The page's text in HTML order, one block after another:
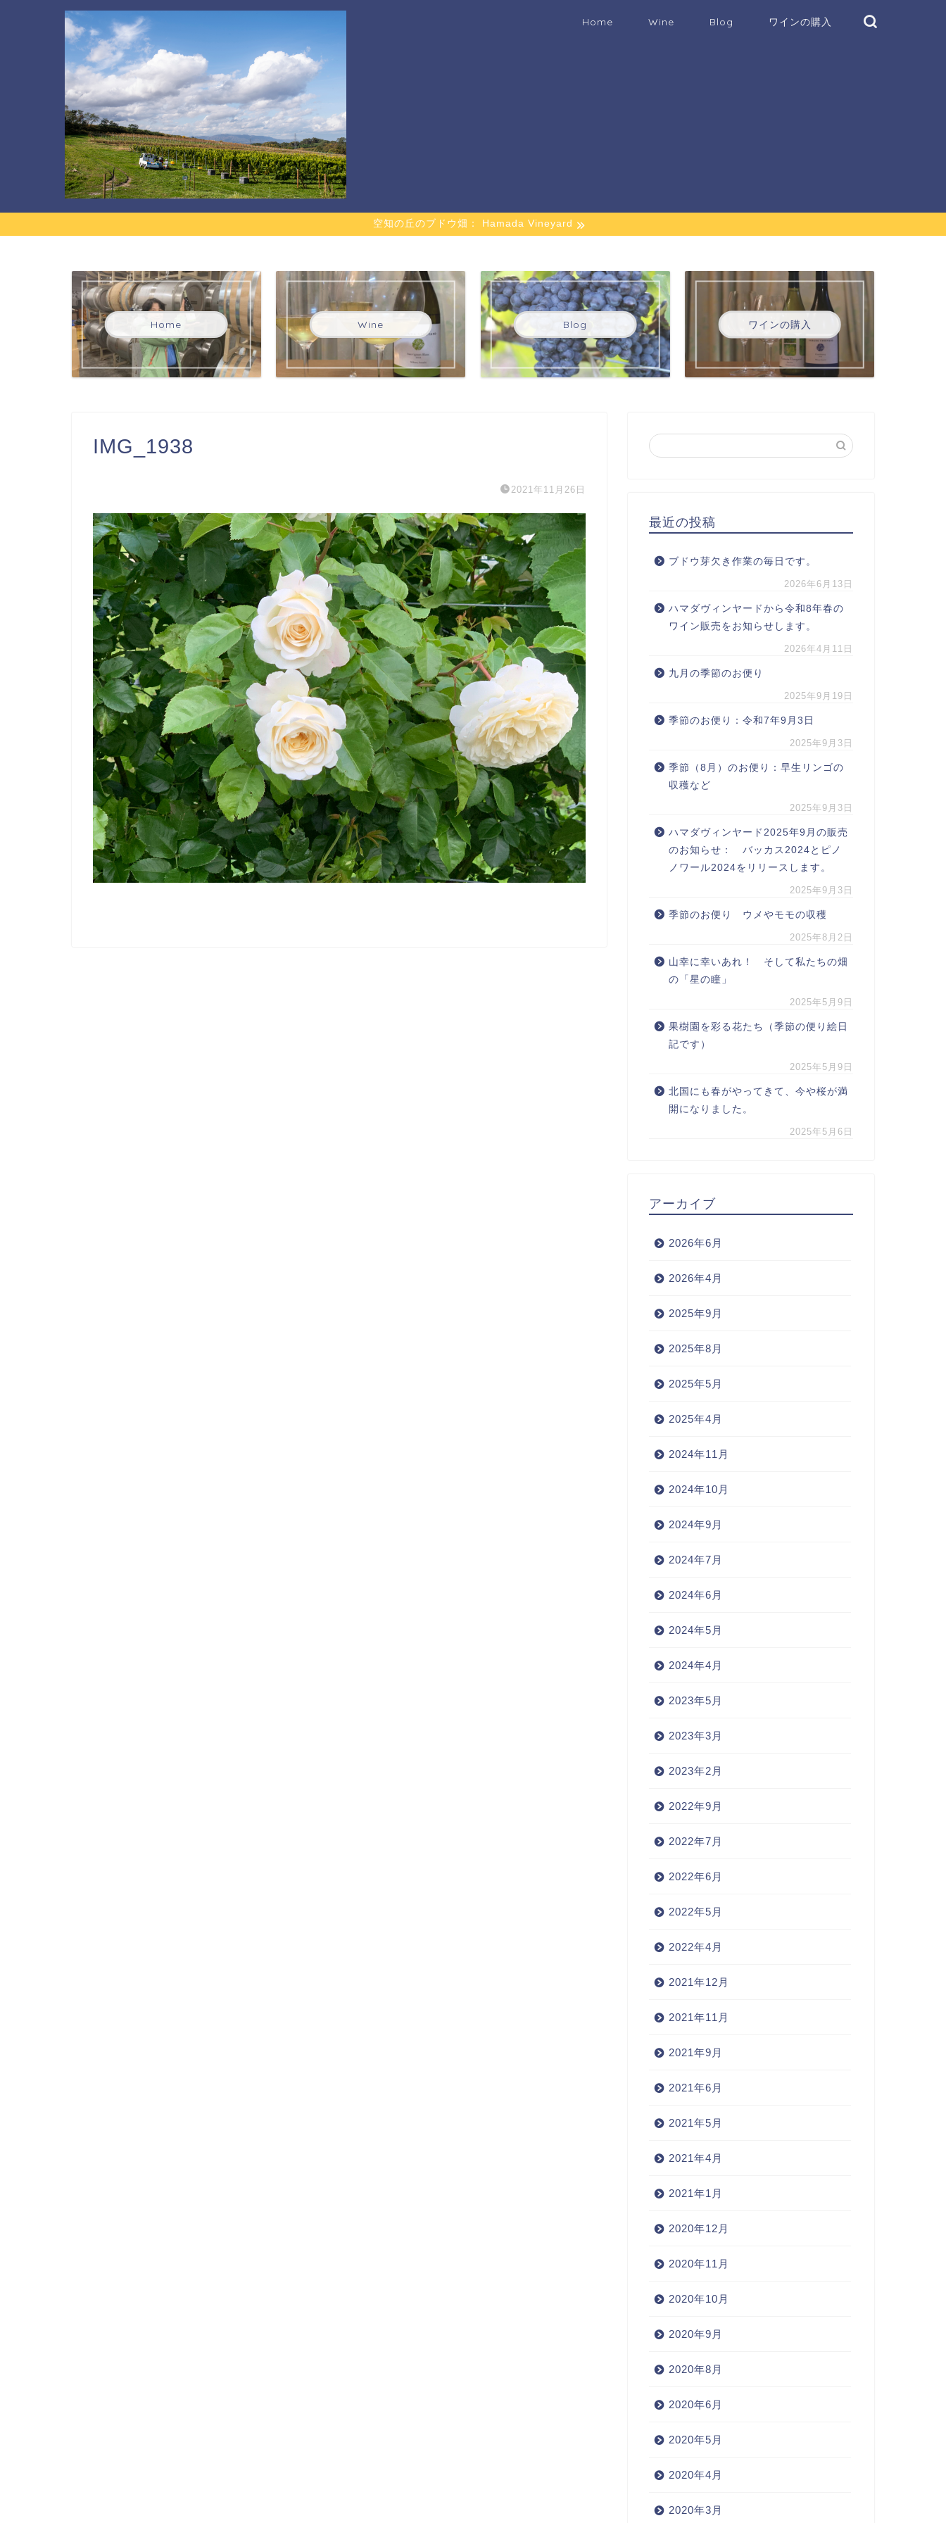
Home Wine Blog ワインの購入
空知の丘のブドウ畑： Hamada Vineyard
Home Wine Blog ワインの購入
IMG_1938
2021年11月26日
最近の投稿
ブドウ芽欠き作業の毎日です。
2026年6月13日
ハマダヴィンヤードから令和8年春の
ワイン販売をお知らせします。
2026年4月11日
九月の季節のお便り
2025年9月19日
季節のお便り：令和7年9月3日
2025年9月3日
季節（8月）のお便り：早生リンゴの
収穫など
2025年9月3日
ハマダヴィンヤード2025年9月の販売
のお知らせ： バッカス2024とピノ
ノワール2024をリリースします。
2025年9月3日
季節のお便り ウメやモモの収穫
2025年8月2日
山幸に幸いあれ！ そして私たちの畑
の「星の瞳」
2025年5月9日
果樹園を彩る花たち（季節の便り絵日
記です）
2025年5月9日
北国にも春がやってきて、今や桜が満
開になりました。
2025年5月6日
アーカイブ
2026年6月
2026年4月
2025年9月
2025年8月
2025年5月
2025年4月
2024年11月
2024年10月
2024年9月
2024年7月
2024年6月
2024年5月
2024年4月
2023年5月
2023年3月
2023年2月
2022年9月
2022年7月
2022年6月
2022年5月
2022年4月
2021年12月
2021年11月
2021年9月
2021年6月
2021年5月
2021年4月
2021年1月
2020年12月
2020年11月
2020年10月
2020年9月
2020年8月
2020年6月
2020年5月
2020年4月
2020年3月